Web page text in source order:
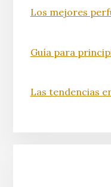
Los mejores
Guía para
Las tendencias